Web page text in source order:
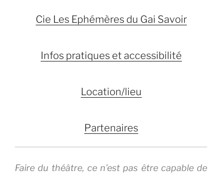
Cie Les Ephémères du Gai Savoir
Infos pratiques et accessibilité
Location/lieu
Partenaires
Faire du théâtre, ce n’est pas être capable de